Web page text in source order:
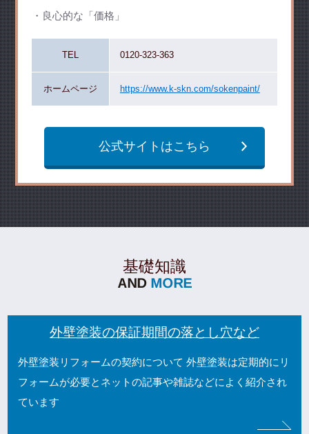
良心的な「価格」
TEL 0120-323-363
ホームページ https://www.k-skn.com/sokenpaint/
公式サイトはこちら
基礎知識
外壁塗装の保証期間の落とし穴など
外壁塗装リフォームの契約について 外壁塗装は定期的にリ
フォームが必要とネットの記事や雑誌などによく紹介され
ています